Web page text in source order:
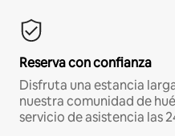
Reserva con confianza
Disfruta una estancia
nuestra comunidad de
servicio de asistencia las